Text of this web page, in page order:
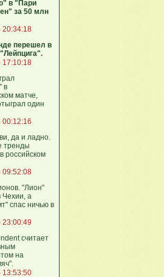
в "Пари
за 50 млн
20:34:18
перешел в
17:10:18
в
матче,
один
00:12:16
да и ладно.
тренды
российском
09:52:08
"Лион"
Чехии, а
спас ничью в
23:00:49
считает
на
13:53:50